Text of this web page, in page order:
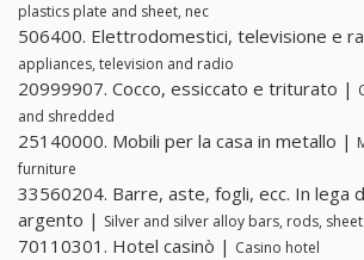
plastics plate and sheet, nec
506400. Elettrodomestici, televisione e
appliances, television and radio
20999907. Cocco, essiccato e triturato |
and shredded
25140000. Mobili per la casa in metallo |
furniture
33560204. Barre, aste, fogli, ecc. In lega
argento | Silver and silver alloy bars, rods,
70110301. Hotel casinò | Casino hotel